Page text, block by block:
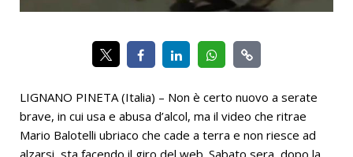
LIGNANO PINETA (Italia) – Non è certo nuovo a serate
brave, in cui usa e abusa d’alcol, ma il video che ritrae
Mario Balotelli ubriaco che cade a terra e non riesce ad
alzarsi, sta facendo il giro del web. Sabato sera, dopo la